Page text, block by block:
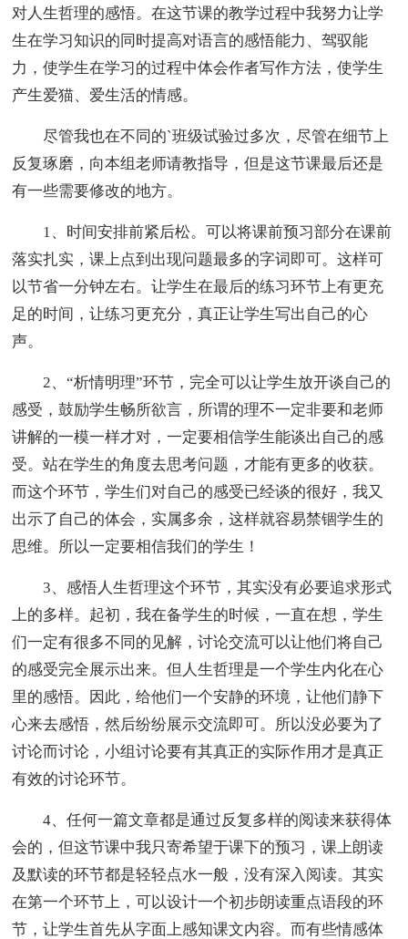
对人生哲理的感悟。在这节课的教学过程中我努力让学
生在学习知识的同时提高对语言的感悟能力、驾驭能
力，使学生在学习的过程中体会作者写作方法，使学生
产生爱猫、爱生活的情感。
尽管我也在不同的`班级试验过多次，尽管在细节上
反复琢磨，向本组老师请教指导，但是这节课最后还是
有一些需要修改的地方。
1、时间安排前紧后松。可以将课前预习部分在课前
落实扎实，课上点到出现问题最多的字词即可。这样可
以节省一分钟左右。让学生在最后的练习环节上有更充
足的时间，让练习更充分，真正让学生写出自己的心
声。
2、“析情明理”环节，完全可以让学生放开谈自己的
感受，鼓励学生畅所欲言，所谓的理不一定非要和老师
讲解的一模一样才对，一定要相信学生能谈出自己的感
受。站在学生的角度去思考问题，才能有更多的收获。
而这个环节，学生们对自己的感受已经谈的很好，我又
出示了自己的体会，实属多余，这样就容易禁锢学生的
思维。所以一定要相信我们的学生！
3、感悟人生哲理这个环节，其实没有必要追求形式
上的多样。起初，我在备学生的时候，一直在想，学生
们一定有很多不同的见解，讨论交流可以让他们将自己
的感受完全展示出来。但人生哲理是一个学生内化在心
里的感悟。因此，给他们一个安静的环境，让他们静下
心来去感悟，然后纷纷展示交流即可。所以没必要为了
讨论而讨论，小组讨论要有其真正的实际作用才是真正
有效的讨论环节。
4、任何一篇文章都是通过反复多样的阅读来获得体
会的，但这节课中我只寄希望于课下的预习，课上朗读
及默读的环节都是轻轻点水一般，没有深入阅读。其实
在第一个环节上，可以设计一个初步朗读重点语段的环
节，让学生首先从字面上感知课文内容。而有些情感体